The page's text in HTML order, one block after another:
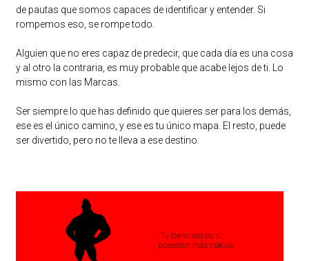
de pautas que somos capaces de identificar y entender. Si
rompemos eso, se rompe todo.
Alguien que no eres capaz de predecir, que cada día es una cosa
y al otro la contraria, es muy probable que acabe lejos de ti. Lo
mismo con las Marcas.
Ser siempre lo que has definido que quieres ser para los demás,
ese es el único camino, y ese es tu único mapa. El resto, puede
ser divertido, pero no te lleva a ese destino.